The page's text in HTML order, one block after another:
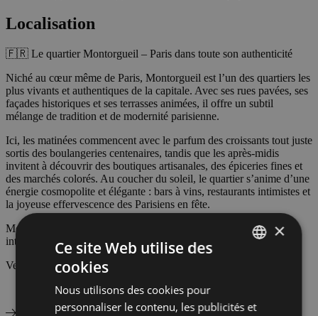
Localisation
🇫🇷 Le quartier Montorgueil – Paris dans toute son authenticité
Niché au cœur même de Paris, Montorgueil est l’un des quartiers les
plus vivants et authentiques de la capitale. Avec ses rues pavées, ses
façades historiques et ses terrasses animées, il offre un subtil
mélange de tradition et de modernité parisienne.
Ici, les matinées commencent avec le parfum des croissants tout juste
sortis des boulangeries centenaires, tandis que les après-midis
invitent à découvrir des boutiques artisanales, des épiceries fines et
des marchés colorés. Au coucher du soleil, le quartier s’anime d’une
énergie cosmopolite et élégante : bars à vins, restaurants intimistes et
la joyeuse effervescence des Parisiens en fête.
Montorgueil incarne l’essence même de Paris : un esprit de village
intemporel au cœur d’une capitale mondiale.
Veuillez accepter les cookies fonctionnels pour afficher la carte
×
Ce site Web utilise des
cookies
Nous utilisons des cookies pour
personnaliser le contenu, les publicités et